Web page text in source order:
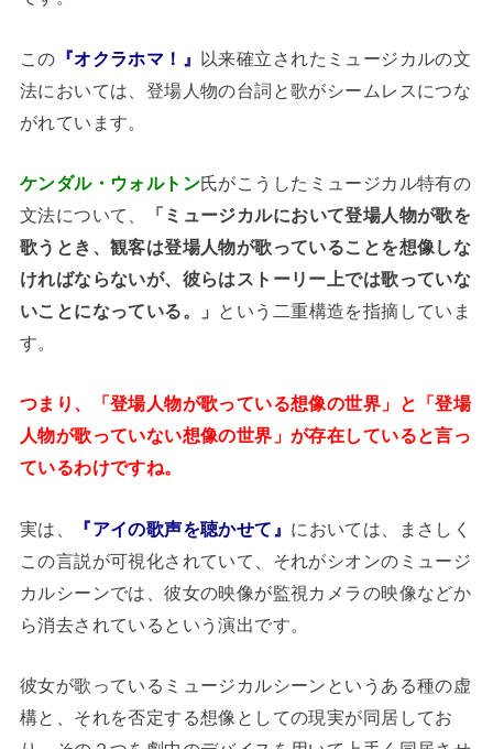
この 『オクラホマ！』 以来確立されたミュージカルの文
法においては、登場人物の台詞と歌がシームレスにつな
がれています。
ケンダル・ウォルトン氏がこうしたミュージカル特有の
文法について、
「ミュージカルにおいて登場人物が歌を
歌うとき、観客は登場人物が歌っていることを想像しな
ければならないが、彼らはストーリー上では歌っていな
いことになっている。」 という二重構造を指摘していま
す。
つまり、「登場人物が歌っている想像の世界」と「登場
人物が歌っていない想像の世界」が存在していると言っ
ているわけですね。
実は、 『アイの歌声を聴かせて』 においては、まさしく
この言説が可視化されていて、それがシオンのミュージ
カルシーンでは、彼女の映像が監視カメラの映像などか
ら消去されているという演出です。
彼女が歌っているミュージカルシーンというある種の虚
構と、それを否定する想像としての現実が同居してお